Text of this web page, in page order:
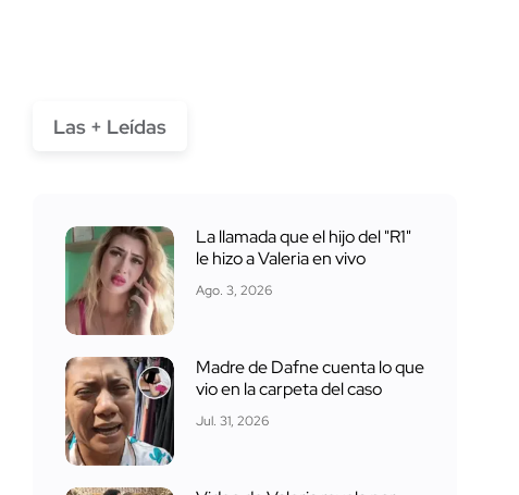
Las + Leídas
La llamada que el hijo del "R1"
le hizo a Valeria en vivo
Ago. 3, 2026
Madre de Dafne cuenta lo que
vio en la carpeta del caso
Jul. 31, 2026